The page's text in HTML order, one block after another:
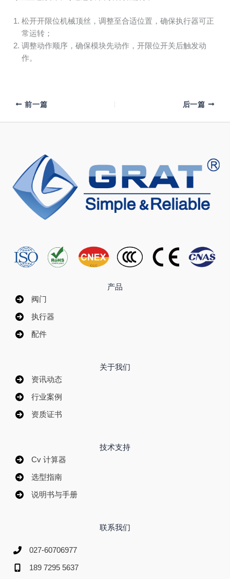
松开开限位机械顶丝，调整至合适位置，确保执行器可正
常运转；
调整动作顺序，确保模块先动作，开限位开关后触发动
作。
前一篇 后一篇
产品
阀门
执行器
配件
关于我们
资讯动态
行业案例
资质证书
技术支持
Cv 计算器
选型指南
说明书与手册
联系我们
027-60706977
189 7295 5637